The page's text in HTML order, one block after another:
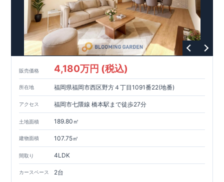
空間
販売価格 4,180万円 (税込)
所在地 福岡県福岡市西区野方４丁目1091番22(地番)
アクセス 福岡市七隈線 橋本駅まで徒歩27分
土地面積 189.80㎡
建物面積 107.75㎡
間取り 4LDK
カースペース 2台